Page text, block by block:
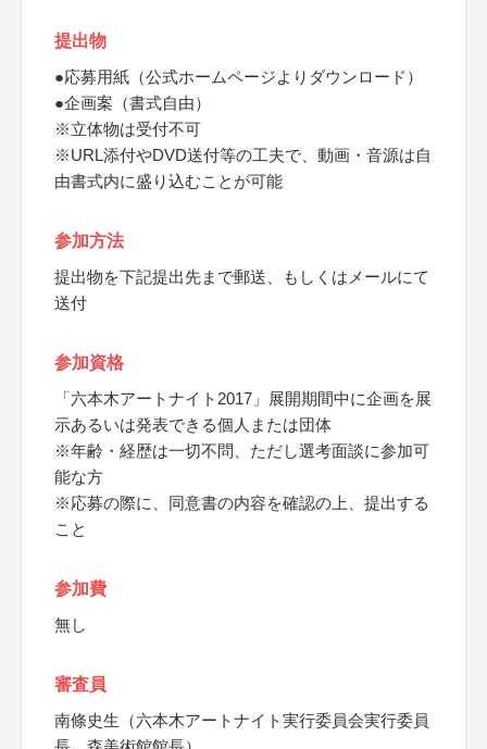
提出物
●応募用紙（公式ホームページよりダウンロード）
●企画案（書式自由）
※立体物は受付不可
※URL添付やDVD送付等の工夫で、動画・音源は自
由書式内に盛り込むことが可能
参加方法
提出物を下記提出先まで郵送、もしくはメールにて
送付
参加資格
「六本木アートナイト2017」展開期間中に企画を展
示あるいは発表できる個人または団体
※年齢・経歴は一切不問、ただし選考面談に参加可
能な方
※応募の際に、同意書の内容を確認の上、提出する
こと
参加費
無し
審査員
南條史生（六本木アートナイト実行委員会実行委員